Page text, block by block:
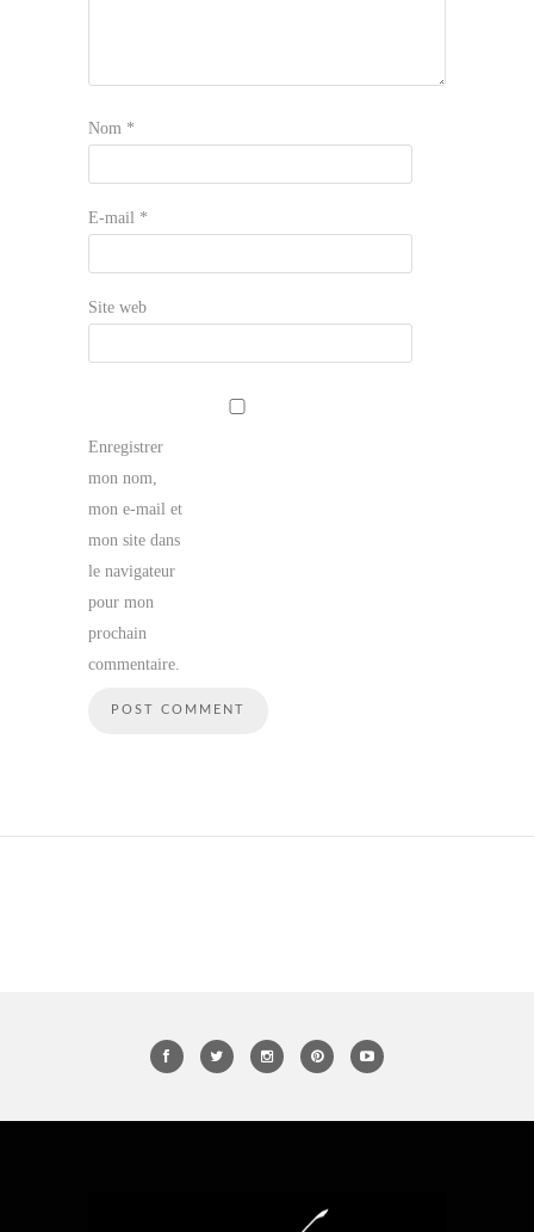
Nom *
E-mail *
Site web
Enregistrer
mon nom,
mon e-mail et
mon site dans
le navigateur
pour mon
prochain
commentaire.